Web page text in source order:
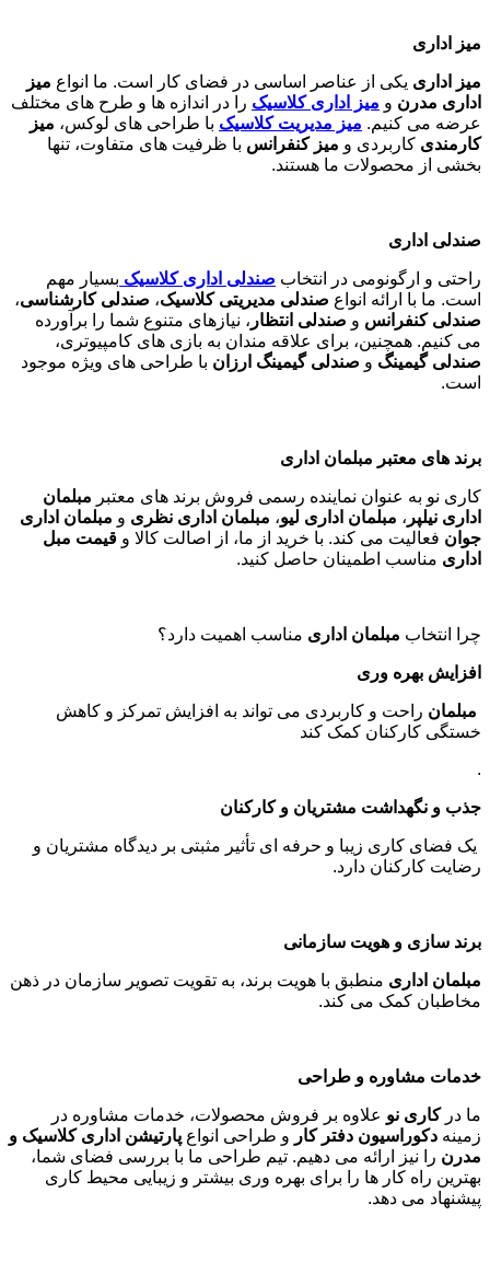
میز اداری
میز اداری یکی از عناصر اساسی در فضای کار است. ما انواع میز
اداری مدرن و میز اداری کلاسیک را در اندازه ها و طرح های مختلف
عرضه می کنیم. میز مدیریت کلاسیک با طراحی های لوکس، میز
کارمندی کاربردی و میز کنفرانس با ظرفیت های متفاوت، تنها
بخشی از محصولات ما هستند.
صندلی اداری
راحتی و ارگونومی در انتخاب صندلی اداری کلاسیک بسیار مهم
است. ما با ارائه انواع صندلی مدیریتی کلاسیک، صندلی کارشناسی،
صندلی کنفرانس و صندلی انتظار ، نیازهای متنوع شما را برآورده
می کنیم. همچنین، برای علاقه مندان به بازی های کامپیوتری،
صندلی گیمینگ و صندلی گیمینگ ارزان با طراحی های ویژه موجود
است.
برند های معتبر مبلمان اداری
کاری نو به عنوان نماینده رسمی فروش برند های معتبر مبلمان
اداری نیلپر ، مبلمان اداری لیو، مبلمان اداری نظری و مبلمان اداری
جوان فعالیت می کند. با خرید از ما، از اصالت کالا و قیمت مبل
اداری مناسب اطمینان حاصل کنید.
چرا انتخاب مبلمان اداری مناسب اهمیت دارد؟
افزایش بهره وری
مبلمان راحت و کاربردی می تواند به افزایش تمرکز و کاهش
خستگی کارکنان کمک کند
.
جذب و نگهداشت مشتریان و کارکنان
یک فضای کاری زیبا و حرفه ای تأثیر مثبتی بر دیدگاه مشتریان و
رضایت کارکنان دارد.
برند سازی و هویت سازمانی
مبلمان اداری منطبق با هویت برند، به تقویت تصویر سازمان در ذهن
مخاطبان کمک می کند.
خدمات مشاوره و طراحی
ما درکاری نو علاوه بر فروش محصولات، خدمات مشاوره در
زمینه دکوراسیون دفتر کار و طراحی انواع پارتیشن اداری کلاسیک و
مدرن را نیز ارائه می دهیم. تیم طراحی ما با بررسی فضای شما،
بهترین راه کار ها را برای بهره وری بیشتر و زیبایی محیط کاری
پیشنهاد می دهد.